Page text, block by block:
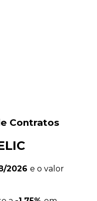
Contratos
2026 e o valor